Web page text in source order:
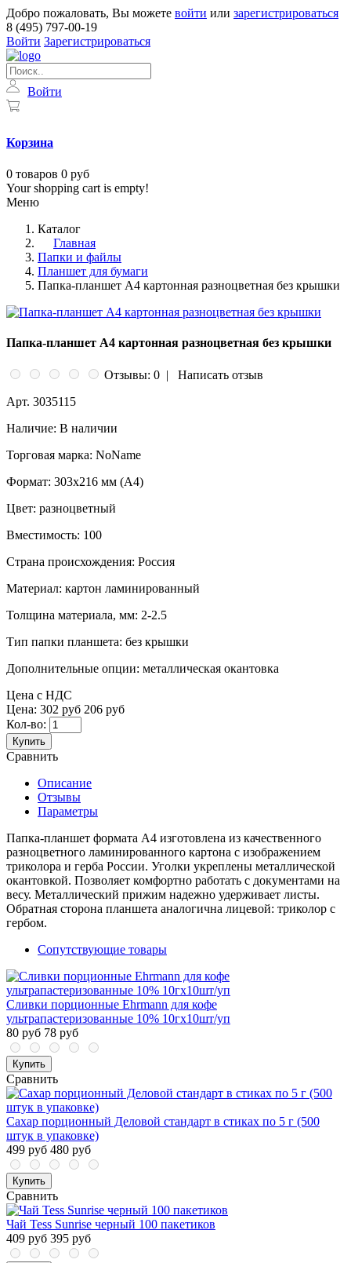
Добро пожаловать, Вы можете войти или зарегистрироваться
8 (495) 797-00-19
Войти Зарегистрироваться
Войти
Корзина
0 товаров 0 руб
Your shopping cart is empty!
Меню
Каталог
Главная
Папки и файлы
Планшет для бумаги
Папка-планшет A4 картонная разноцветная без крышки
Папка-планшет A4 картонная разноцветная без крышки
Отзывы: 0 |
Написать отзыв
Арт. 3035115
Наличие: В наличии
Торговая марка: NoName
Формат: 303x216 мм (А4)
Цвет: разноцветный
Вместимость: 100
Страна происхождения: Россия
Материал: картон ламинированный
Толщина материала, мм: 2-2.5
Тип папки планшета: без крышки
Дополнительные опции: металлическая окантовка
Цена с НДС
Цена: 302 руб 206 руб
Кол-во:
Купить
Сравнить
Описание
Отзывы
Параметры
Папка-планшет формата А4 изготовлена из качественного
разноцветного ламинированного картона с изображением
триколора и герба России. Уголки укреплены металлической
окантовкой. Позволяет комфортно работать с документами на
весу. Металлический прижим надежно удерживает листы.
Обратная сторона планшета аналогична лицевой: триколор с
гербом.
Сопутствующие товары
Сливки порционные Ehrmann для кофе
ультрапастеризованные 10% 10гx10шт/уп
80 руб 78 руб
Купить
Сравнить
Сахар порционный Деловой стандарт в стиках по 5 г (500
штук в упаковке)
499 руб 480 руб
Купить
Сравнить
Чай Tess Sunrise черный 100 пакетиков
409 руб 395 руб